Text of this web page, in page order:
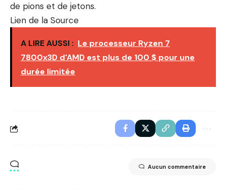
de pions et de jetons.
Lien de la Source
A LIRE AUSSI : Le processeur Ryzen 7
7800x3D d'AMD est plus de 100 $ pour une
durée limitée
Aucun commentaire